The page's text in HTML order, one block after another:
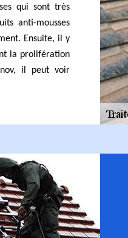
qui sont très
anti-mousses
Ensuite, il y
la prolifération
il peut voir